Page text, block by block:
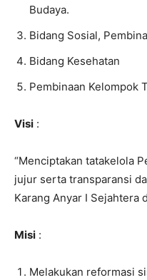
Budaya.
Bidang Sosial,
Bidang Kesehatan
Pembinaan Kelompok
Visi :
“Menciptakan tatakelola
jujur serta transparansi
Karang Anyar I Sejahtera
Misi :
Melakukan reformasi